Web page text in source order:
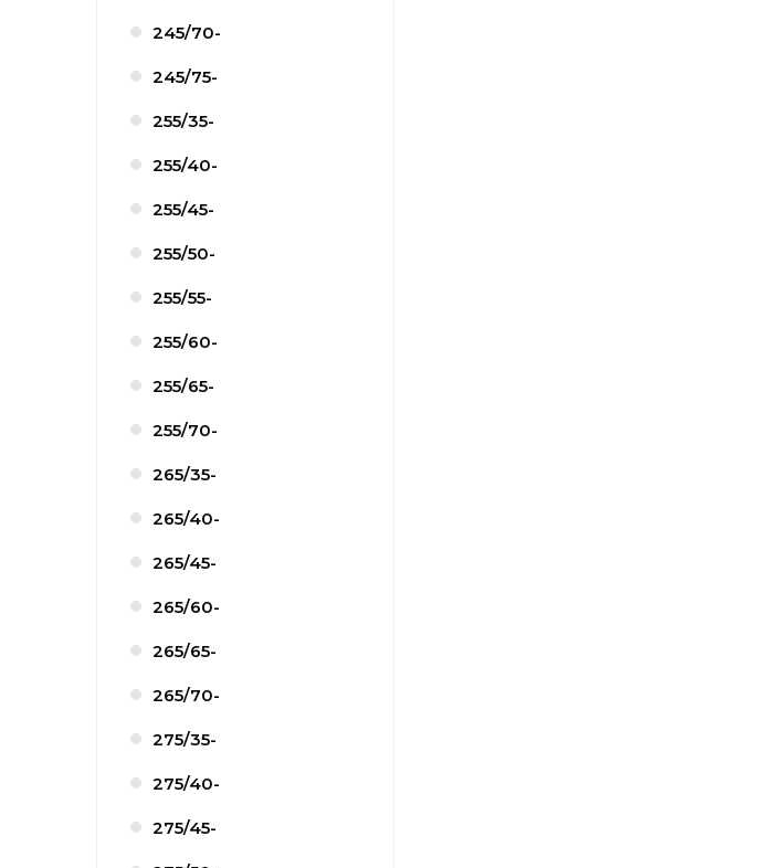
245/70-
245/75-
255/35-
255/40-
255/45-
255/50-
255/55-
255/60-
255/65-
255/70-
265/35-
265/40-
265/45-
265/60-
265/65-
265/70-
275/35-
275/40-
275/45-